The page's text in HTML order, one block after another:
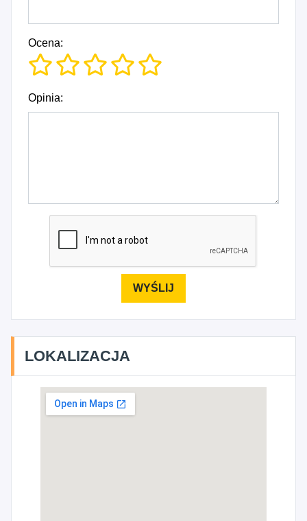
Ocena:
Opinia:
LOKALIZACJA